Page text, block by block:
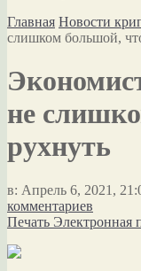
Главная Новости
слишком большой,
не
рухнуть
в: Апрель 6, 2021,
комментариев
Печать Электронная